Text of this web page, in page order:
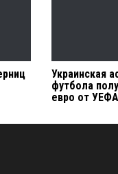
Украинская
футбола
евро от УЕФА